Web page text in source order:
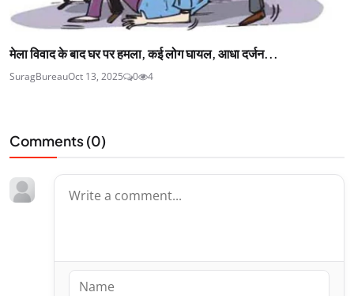
मेला विवाद के बाद घर पर हमला, कई लोग घायल, आधा दर्जन...
SuragBureauOct 13, 2025 0 4
Comments (0)